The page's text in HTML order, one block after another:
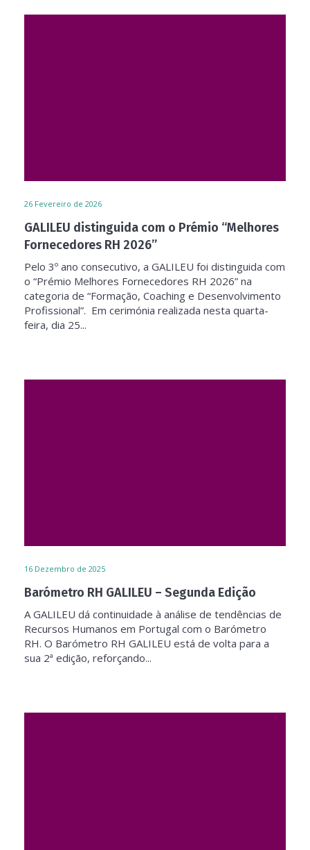
26 Fevereiro de 2026
GALILEU distinguida com o Prémio “Melhores
Fornecedores RH 2026”
Pelo 3º ano consecutivo, a GALILEU foi distinguida com
o “Prémio Melhores Fornecedores RH 2026” na
categoria de “Formação, Coaching e Desenvolvimento
Profissional”. Em cerimónia realizada nesta quarta-
feira, dia 25...
16 Dezembro de 2025
Barómetro RH GALILEU – Segunda Edição
A GALILEU dá continuidade à análise de tendências de
Recursos Humanos em Portugal com o Barómetro
RH. O Barómetro RH GALILEU está de volta para a
sua 2ª edição, reforçando...